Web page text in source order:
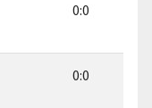
0:0
0:0